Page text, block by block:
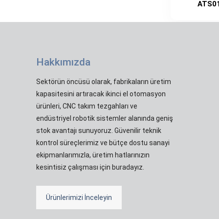
Hakkımızda
Sektörün öncüsü olarak, fabrikaların üretim
kapasitesini artıracak ikinci el otomasyon
ürünleri, CNC takım tezgahları ve
endüstriyel robotik sistemler alanında geniş
stok avantajı sunuyoruz. Güvenilir teknik
kontrol süreçlerimiz ve bütçe dostu sanayi
ekipmanlarımızla, üretim hatlarınızın
kesintisiz çalışması için buradayız.
Ürünlerimizi İnceleyin